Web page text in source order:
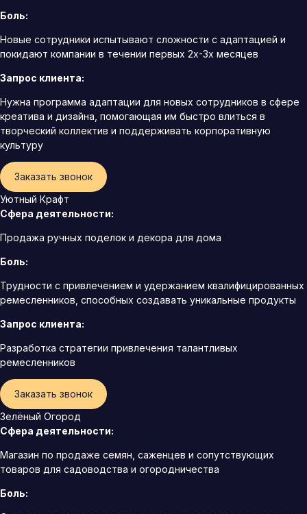
Боль:
Новые сотрудники испытывают сложности с адаптацией и
покидают компании в течении первых 2х-3х месяцев
Запрос клиента:
Нужна программа адаптации для новых сотрудников в сфере
креатива и дизайна, помогающая им быстро влиться в
творческий коллектив и поддерживать корпоративную
культуру
Заказать звонок
Уютный Крафт
Сфера деятельности:
Продажа ручных поделок и декора для дома
Боль:
Трудности с привлечением и удержанием квалифицированных
ремесленников, способных создавать уникальные продукты
Запрос клиента:
Разработка стратегии привлечения талантливых
ремесленников
Заказать звонок
Зелёный Огород
Сфера деятельности:
Магазин по продаже семян, саженцев и сопутствующих
товаров для садоводства и огородничества
Боль: